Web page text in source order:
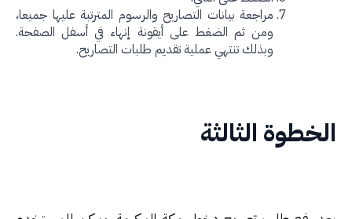
مراجعة بيانات التصاريح والرسوم المترتبة عليها جميعا،
ومن ثم الضغط على أيقونة إنهاء في أسفل الصفحة.
وبذلك تنتهي عملية تقديم طلبات التصاريح.
الثالثة